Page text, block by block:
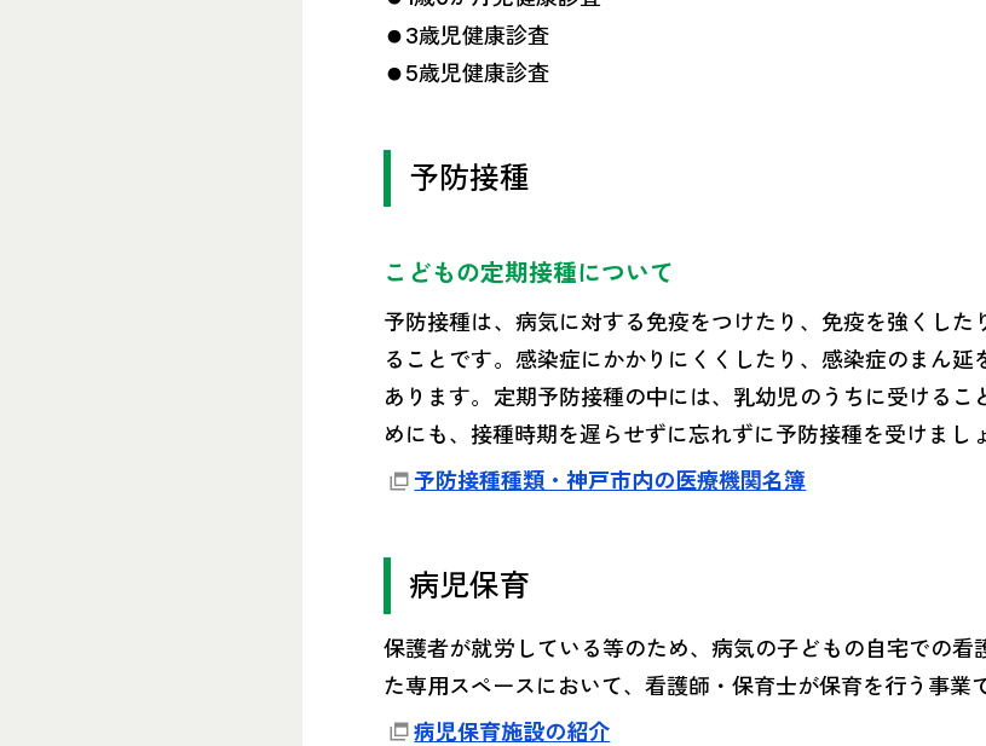
3歳児健康診査
5歳児健康診査
予防接種
こどもの定期接種について
予防接種は、病気に対する免疫をつけたり、免疫を強くし
ることです。感染症にかかりにくくしたり、感染症のまん
あります。定期予防接種の中には、乳幼児のうちに受ける
めにも、接種時期を遅らせずに忘れずに予防接種を受けまし
予防接種種類・神戸市内の医療機関名簿
病児保育
保護者が就労している等のため、病気の子どもの自宅での
た専用スペースにおいて、看護師・保育士が保育を行う事業
病児保育施設の紹介